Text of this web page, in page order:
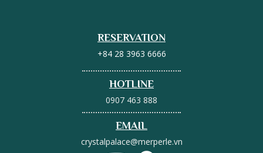
RESERVATION
+84 28 3963 6666
HOTLINE
0907 463 888
EMAIL
crystalpalace@merperle.vn